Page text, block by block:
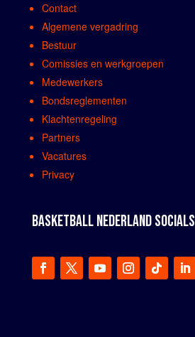
Contact
Algemene vergadring
Bestuur
Comissies en werkgroepen
Medewerkers
Bondsreglementen
Klachtenregeling
Partners
Vacatures
Privacy
BASKETBALL NEDERLAND SOCIALS